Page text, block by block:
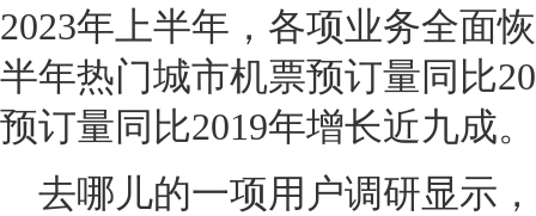
2023年上半年，各项业务全面
半年热门城市机票预订量同比
预订量同比2019年增长近九成。
去哪儿的一项用户调研显示